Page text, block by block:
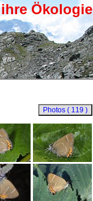
Ökologie